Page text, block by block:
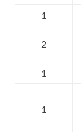
1
2
1
1